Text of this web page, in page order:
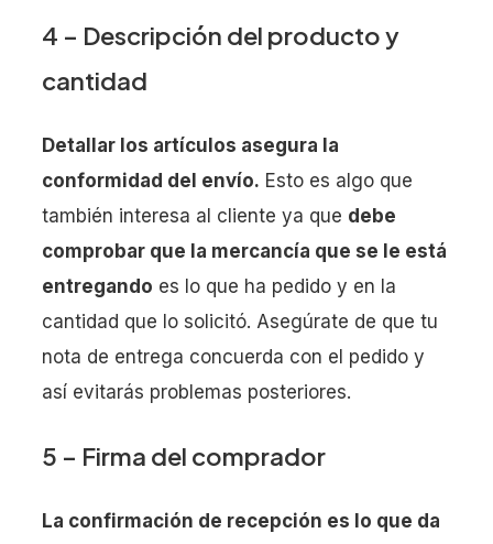
4 – Descripción del producto y
cantidad
Detallar los artículos asegura la
conformidad del envío. Esto es algo que
también interesa al cliente ya que debe
comprobar que la mercancía que se le está
entregando es lo que ha pedido y en la
cantidad que lo solicitó. Asegúrate de que tu
nota de entrega concuerda con el pedido y
así evitarás problemas posteriores.
5 – Firma del comprador
La confirmación de recepción es lo que da